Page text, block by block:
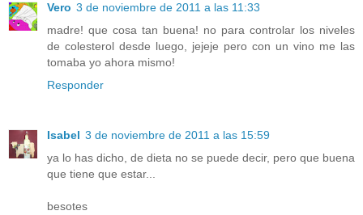
Vero 3 de noviembre de 2011 a las 11:33
madre! que cosa tan buena! no para controlar los niveles
de colesterol desde luego, jejeje pero con un vino me las
tomaba yo ahora mismo!
Responder
Isabel 3 de noviembre de 2011 a las 15:59
ya lo has dicho, de dieta no se puede decir, pero que buena
que tiene que estar...
besotes